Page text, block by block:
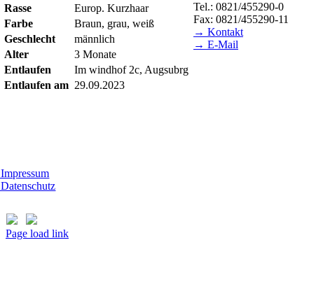
Rasse
Europ. Kurzhaar
Farbe
Braun, grau, weiß
Geschlecht
männlich
Alter
3 Monate
Entlaufen
Im windhof 2c, Augsubrg
Entlaufen am 29.09.2023
Tel.: 0821/455290-0
Fax: 0821/455290-11
→ Kontakt
→ E-Mail
Page load link